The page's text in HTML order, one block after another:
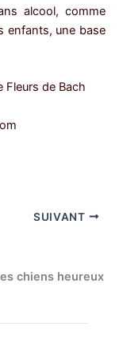
alcool, comme
enfants, une base
Fleurs de Bach
SUIVANT
chiens heureux